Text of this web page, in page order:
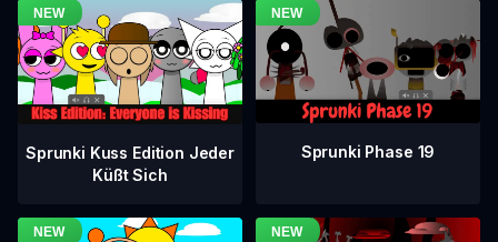
Sprunki Kuss Edition Jeder
Küßt Sich
Sprunki Phase 19